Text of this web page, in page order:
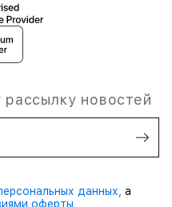
новостей
данных, а
оферты